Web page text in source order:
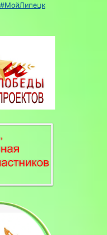
#МойЛипецк